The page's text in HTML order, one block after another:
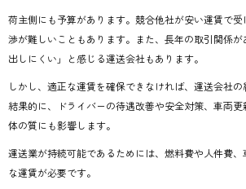
荷主側にも予算があります。競合他社が安い運賃で
渉が難しいこともあります。また、長年の取引関係
出しにくい」と感じる運送会社もあります。
しかし、適正な運賃を確保できなければ、運送会社の
結果的に、ドライバーの待遇改善や安全対策、車両
体の質にも影響します。
運送業が持続可能であるためには、燃料費や人件費
な運賃が必要です。